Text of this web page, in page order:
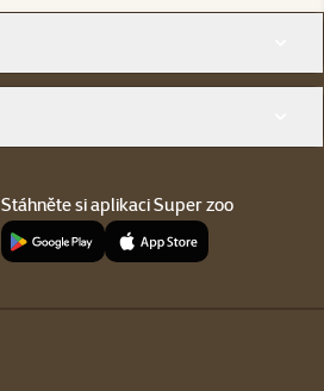
Stáhněte si aplikaci Super zoo